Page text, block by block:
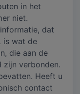
in het
niet.
dat
is wat de
die aan de
zijn verbonden.
Heeft u
contact